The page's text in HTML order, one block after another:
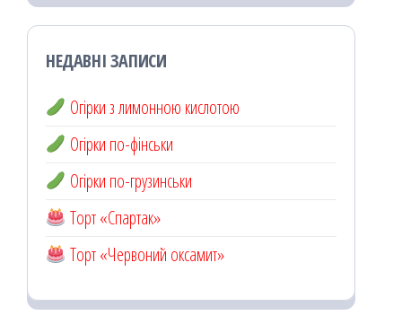
НЕДАВНІ ЗАПИСИ
Огірки з лимонною кислотою
Огірки по-фінськи
Огірки по-грузинськи
Торт «Спартак»
Торт «Червоний оксамит»